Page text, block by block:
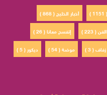
أخبار الخليج ( 868 )
إتفسح معانا ( 26 )
( 223 )
ديكور ( 5 )
موضة ( 54 ) زفاف ( 3 )